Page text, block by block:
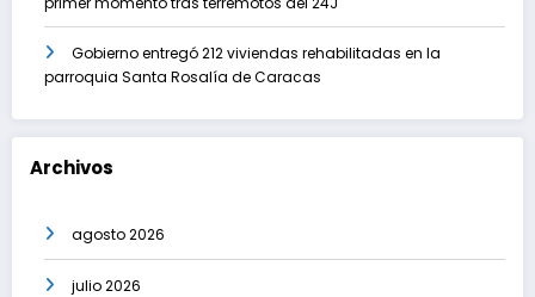
Gobierno entregó 212 viviendas rehabilitadas en la
parroquia Santa Rosalía de Caracas
Archivos
agosto 2026
julio 2026